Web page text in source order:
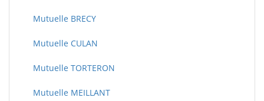
Mutuelle BRECY
Mutuelle CULAN
Mutuelle TORTERON
Mutuelle MEILLANT